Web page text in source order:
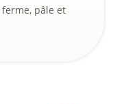
pâle et